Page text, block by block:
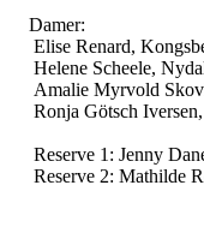
Damer:
Elise Renard,
Helene Scheele,
Amalie Myrvold
Ronja Götsch
Reserve 1: Jenny
Reserve 2: Mathilde